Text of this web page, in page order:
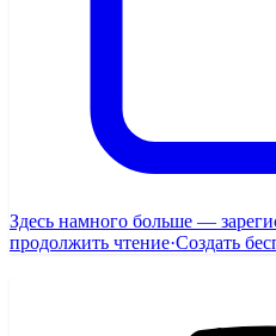
Здесь намного больше —
продолжить чтение·Создать